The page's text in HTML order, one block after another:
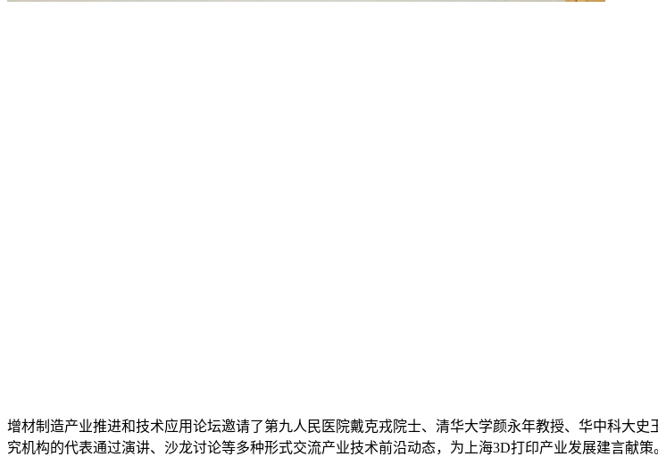
增材制造产业推进和技术应用论坛邀请了第九人民医院戴克戎院士、清华大学颜永年教授、华中科大
究机构的代表通过演讲、沙龙讨论等多种形式交流产业技术前沿动态，为上海3D打印产业发展建言献策